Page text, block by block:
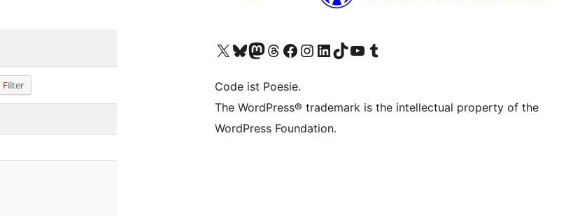
Unser X-Konto (früher Twitter) besuchen
Unser Bluesky-Konto besuchen
Unser Mastodon-Konto besuchen
Unser Threads-Konto besuchen
Unsere Facebook-Seite besuchen
Unser Instagram-Konto besuchen
Unser LinkedIn-Konto besuchen
Unser TikTok-Konto besuchen
Unseren YouTube-Kanal besuchen
Unser Tumblr-Konto besuchen
Code ist Poesie.
The WordPress® trademark is the intellectual property of the
WordPress Foundation.